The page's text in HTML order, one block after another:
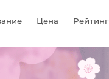
Цена Рейтинг